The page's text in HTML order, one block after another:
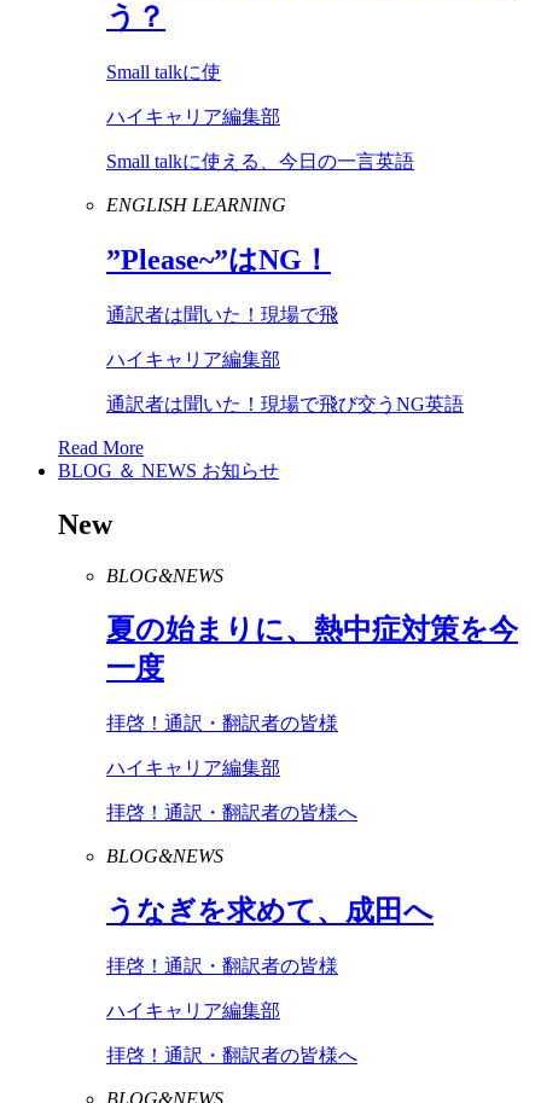
う？
Small talkに使
ハイキャリア編集部
Small talkに使える、今日の一言英語
ENGLISH LEARNING
”Please~”はNG ！
通訳者は聞いた！現場で飛
ハイキャリア編集部
通訳者は聞いた！現場で飛び交うNG英語
Read More
BLOG ＆ NEWS お知らせ
New
BLOG&NEWS
夏の始まりに、熱中症対策を今
一度
拝啓！通訳・翻訳者の皆様
ハイキャリア編集部
拝啓！通訳・翻訳者の皆様へ
BLOG&NEWS
うなぎを求めて、成田へ
拝啓！通訳・翻訳者の皆様
ハイキャリア編集部
拝啓！通訳・翻訳者の皆様へ